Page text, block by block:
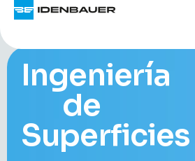
Ingeniería
de
Superficies